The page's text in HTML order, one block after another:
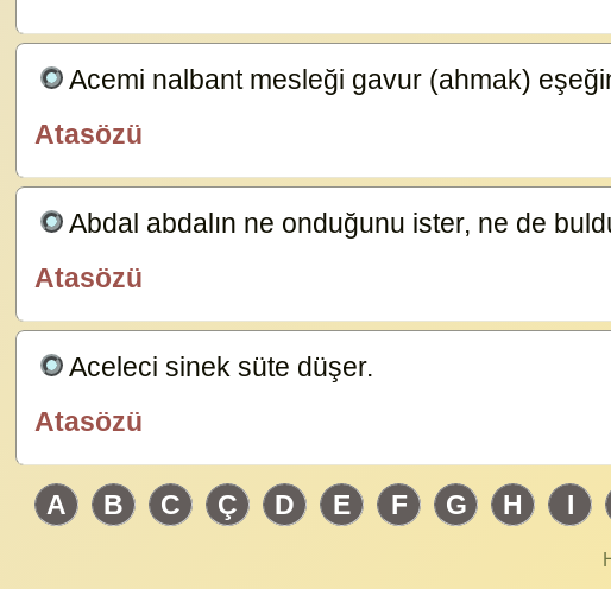
Acemi nalbant mesleği gavur (ahmak)
Atasözü
Abdal abdalın ne onduğunu ister, ne de
Atasözü
Aceleci sinek süte düşer.
Atasözü
A B C Ç D E F G H I